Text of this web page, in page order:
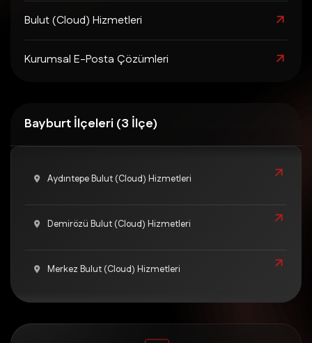
Bulut (Cloud) Hizmetleri
Kurumsal E-Posta Çözümleri
Bayburt İlçeleri (3 İlçe)
Aydıntepe Bulut (Cloud) Hizmetleri
Demirözü Bulut (Cloud) Hizmetleri
Merkez Bulut (Cloud) Hizmetleri